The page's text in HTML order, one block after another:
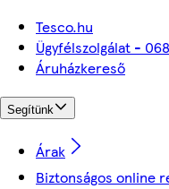
Tesco.hu
Ügyfélszolgálat -
Áruházkereső
Segítünk
Árak
Biztonságos online